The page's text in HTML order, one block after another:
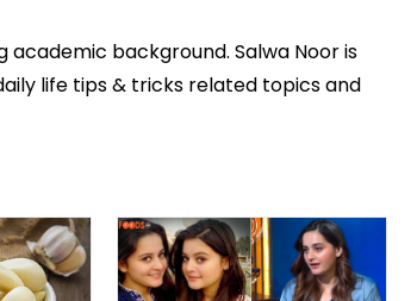
background. Salwa Noor is
life tips & tricks related topics and